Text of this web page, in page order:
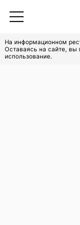
На информационном
Оставаясь на сайте, вы
использование.